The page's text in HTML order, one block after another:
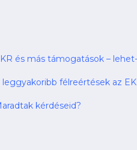
és más támogatások –
leggyakoribb félreértések az
kérdéseid?